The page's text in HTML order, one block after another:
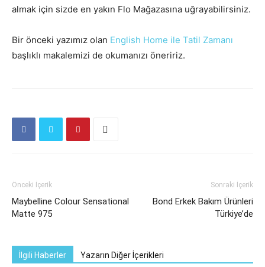
almak için sizde en yakın Flo Mağazasına uğrayabilirsiniz.
Bir önceki yazımız olan English Home ile Tatil Zamanı
başlıklı makalemizi de okumanızı öneririz.
Önceki İçerik
Maybelline Colour Sensational
Matte 975
Sonraki İçerik
Bond Erkek Bakım Ürünleri
Türkiye’de
İlgili Haberler Yazarın Diğer İçerikleri